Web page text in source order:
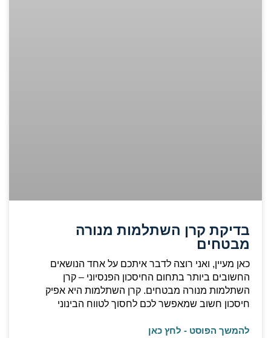
בדיקת קרן השתלמות מנורה
מבטחים
כאן מעיין, ואני רוצה לדבר איתכם על אחד הנושאים
החשובים ביותר בתחום החיסכון הפנסיוני – קרן
השתלמות מנורה מבטחים. קרן השתלמות היא אפיק
חיסכון חשוב שמאפשר לכם לחסוך לטווח הבינוני
להמשך הפוסט - לחץ כאן